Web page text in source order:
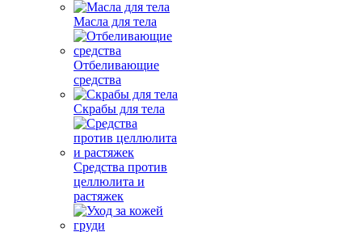
Масла для тела
Отбеливающие
средства
Скрабы для тела
Средства против
целлюлита и
растяжек